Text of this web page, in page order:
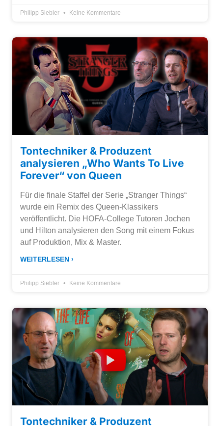
Philipp Siebler Keine Kommentare
Tontechniker & Produzent
analysieren „Who Wants To Live
Forever“ von Queen
Für die finale Staffel der Serie „Stranger Things“
wurde ein Remix des Queen-Klassikers
veröffentlicht. Die HOFA-College Tutoren Jochen
und Hilton analysieren den Song mit einem Fokus
auf Produktion, Mix & Master.
WEITERLESEN ›
Philipp Siebler Keine Kommentare
Tontechniker & Produzent